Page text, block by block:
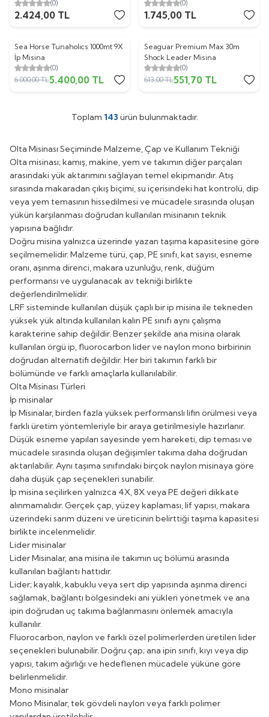
(0)
2.424,00 TL
Misina
(0)
1.745,00 TL
%10
Sea Horse Tunaholıcs 1000mt 9X
İp Misina
(0)
6.000,00TL5.400,00 TL
%10
Seaguar Premium Max 30m
Shock Leader Misina
(0)
613,00TL551,70 TL
Toplam 143 ürün bulunmaktadır.
Olta Misinası Seçiminde Malzeme, Çap ve Kullanım Tekniği
Olta misinası; kamış, makine, yem ve takımın diğer parçaları
arasındaki yük aktarımını sağlayan temel ekipmandır. Atış
sırasında makaradan çıkış biçimi, su içerisindeki hat kontrolü, dip
veya yem temasının hissedilmesi ve mücadele sırasında oluşan
yükün karşılanması doğrudan kullanılan misinanın teknik
yapısına bağlıdır.
Doğru misina yalnızca üzerinde yazan taşıma kapasitesine göre
seçilmemelidir. Malzeme türü, çap, PE sınıfı, kat sayısı, esneme
oranı, aşınma direnci, makara uzunluğu, renk, düğüm
performansı ve uygulanacak av tekniği birlikte
değerlendirilmelidir.
LRF sisteminde kullanılan düşük çaplı bir ip misina ile tekneden
yüksek yük altında kullanılan kalın PE sınıfı aynı çalışma
karakterine sahip değildir. Benzer şekilde ana misina olarak
kullanılan örgü ip, fluorocarbon lider ve naylon mono birbirinin
doğrudan alternatifi değildir. Her biri takımın farklı bir
bölümünde ve farklı amaçlarla kullanılabilir.
Olta Misinası Türleri
İp misinalar
İp Misinalar, birden fazla yüksek performanslı lifin örülmesi veya
farklı üretim yöntemleriyle bir araya getirilmesiyle hazırlanır.
Düşük esneme yapıları sayesinde yem hareketi, dip teması ve
mücadele sırasında oluşan değişimler takıma daha doğrudan
aktarılabilir. Aynı taşıma sınıfındaki birçok naylon misinaya göre
daha düşük çap seçenekleri sunabilir.
İp misina seçilirken yalnızca 4X, 8X veya PE değeri dikkate
alınmamalıdır. Gerçek çap, yüzey kaplaması, lif yapısı, makara
üzerindeki sarım düzeni ve üreticinin belirttiği taşıma kapasitesi
birlikte incelenmelidir.
Lider misinalar
Lider Misinalar, ana misina ile takımın uç bölümü arasında
kullanılan bağlantı hattıdır.
Lider; kayalık, kabuklu veya sert dip yapısında aşınma direnci
sağlamak, bağlantı bölgesindeki ani yükleri yönetmek ve ana
ipin doğrudan uç takıma bağlanmasını önlemek amacıyla
kullanılır.
Fluorocarbon, naylon ve farklı özel polimerlerden üretilen lider
seçenekleri bulunabilir. Doğru çap; ana ipin sınıfı, kıyı veya dip
yapısı, takım ağırlığı ve hedeflenen mücadele yüküne göre
belirlenmelidir.
Mono misinalar
Mono Misinalar, tek gövdeli naylon veya farklı polimer